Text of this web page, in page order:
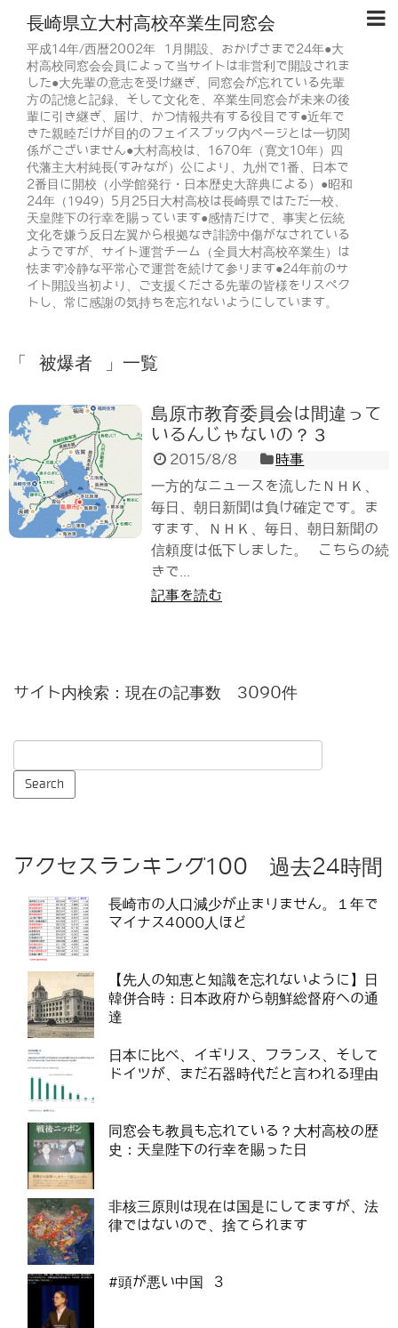
長崎県立大村高校卒業生同窓会
平成14年/西暦2002年 1月開設、おかげさまで24年●大
村高校同窓会会員によって当サイトは非営利で開設されま
した●大先輩の意志を受け継ぎ、同窓会が忘れている先輩
方の記憶と記録、そして文化を、卒業生同窓会が未来の後
輩に引き継ぎ、届け、かつ情報共有する役目です●近年で
きた親睦だけが目的のフェイスブック内ページとは一切関
係がございません●大村高校は、1670年（寛文10年）四
代藩主大村純長(すみなが）公により、九州で1番、日本で
2番目に開校（小学館発行・日本歴史大辞典による）●昭和
24年（1949）5月25日大村高校は長崎県ではただ一校、
天皇陛下の行幸を賜っています●感情だけで、事実と伝統
文化を嫌う反日左翼から根拠なき誹謗中傷がなされている
ようですが、サイト運営チーム（全員大村高校卒業生）は
怯まず冷静な平常心で運営を続けて参ります●24年前のサ
イト開設当初より、ご支援くださる先輩の皆様をリスペク
トし、常に感謝の気持ちを忘れないようにしています。
「 被爆者 」一覧
島原市教育委員会は間違って
いるんじゃないの？３
2015/8/8
時事
一方的なニュースを流したＮＨＫ、
毎日、朝日新聞は負け確定です。ま
すます、ＮＨＫ、毎日、朝日新聞の
信頼度は低下しました。 こちらの続
きで...
記事を読む
サイト内検索：現在の記事数 3090件
アクセスランキング100 過去24時間
長崎市の人口減少が止まりません。１年で
マイナス4000人ほど
【先人の知恵と知識を忘れないように】日
韓併合時：日本政府から朝鮮総督府への通
達
日本に比べ、イギリス、フランス、そして
ドイツが、まだ石器時代だと言われる理由
同窓会も教員も忘れている？大村高校の歴
史：天皇陛下の行幸を賜った日
非核三原則は現在は国是にしてますが、法
律ではないので、捨てられます
#頭が悪い中国 3